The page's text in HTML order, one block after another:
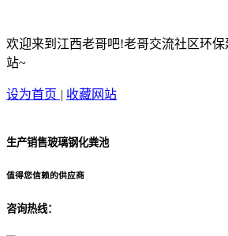
欢迎来到江西老哥吧!老哥交流社区环保
站~
设为首页 | 收藏网站
生产销售玻璃钢化粪池
值得您信赖的供应商
咨询热线：